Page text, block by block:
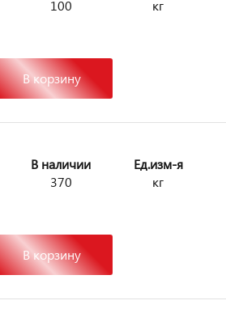
100
кг
В корзину
В наличии
370
Ед.изм-я
кг
В корзину